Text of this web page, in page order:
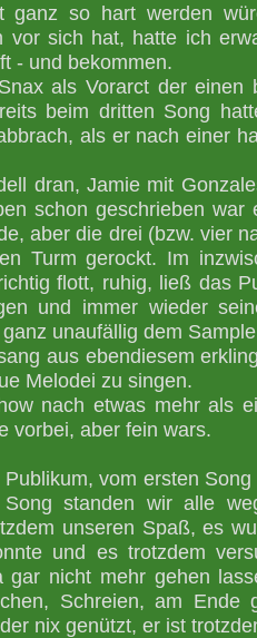
ganz so hart werden
vor sich hat, hatte ich
- und bekommen.
als Vorarct der einen
beim dritten Song
als er nach einer
dran, Jamie mit
schon geschrieben war
aber die drei (bzw. vier
Turm gerockt. Im
flott, ruhig, ließ das
und immer wieder
unaufällig dem
aus ebendiesem
Melodei zu singen.
nach etwas mehr als
vorbei, aber fein wars.
vom ersten
standen wir alle
unseren Spaß, es
und es trotzdem
gar nicht mehr gehen
Schreien, am Ende
nix genützt, er ist